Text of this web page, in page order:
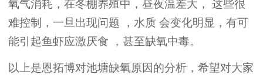
氧气消耗，在冬棚养殖中，昼夜温差大， 这些很
难控制，一旦 出现问题 ，水质 会变化明显 ， 有可
能引起鱼虾应激厌食 ， 甚至缺氧中毒。
以上是恩拓博对池塘缺氧原因的分析，希望对大家